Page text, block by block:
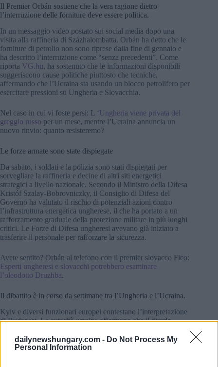
dailynewshungary.com - Do Not Process My
Personal Information
Il Premier Orbán sostiene che la vera ragione dietro
l’interruzione delle forniture deve essere politica.
In un messaggio video postato sui social media dopo una
visita alla raffineria di Százhalombatta, Orbán ha detto che le
forniture di petrolio non sono riprese dalla fine di gennaio e
ha descritto l’interruzione come “senza precedenti”. Come
riporta VG.hu, ha sostenuto che le informazioni disponibili
suggeriscono cause politiche piuttosto che tecniche,
affermando che l’Ucraina sta usando un blocco petrolifero per
esercitare pressioni su Ungheria e Slovacchia.
Nel caso in cui vi foste persi: L ‘Ungheria viene privata del
greggio russo per un mese, mentre l’Ucraina annuncia un
nuovo rinvio: quanto resisteremo?
Le forze armate sono state dispiegate
Da sabato, i soldati e la polizia sono stati dispiegati per
sorvegliare la raffineria e decine di altri siti energetici
strategici a livello nazionale. Secondo il Ministro della Difesa
Kristóf Szalay-Bobrovniczky, il Consiglio di Difesa del
Governo ha valutato il rischio di potenziali azioni contro
l’infrastruttura energetica ungherese, il che ha portato a un
rafforzamento graduale della protezione militare in più luoghi
critici. Le Forze di Difesa ungheresi avevano già iniziato a
trasferire il personale per rafforzare la sicurezza.
Avete sentito? Orbán al telefono con il premier slovacco Fico:
Esperti ungheresi e slovacchi potrebbero esaminare
l’oleodotto Druzhba.
Il dibattito è in corso da settimane tra l’Ungheria e l’Ucraina.
Kyiv e diversi funzionari europei contestano l’interpretazione
di Budapest. Le autorità ucraine affermano che il ritardo
distruzione delle infrastrutture legate al porto di Odesa. Il
Presidente Volodymyr Zelenskyy ha dichiarato all’inizio di